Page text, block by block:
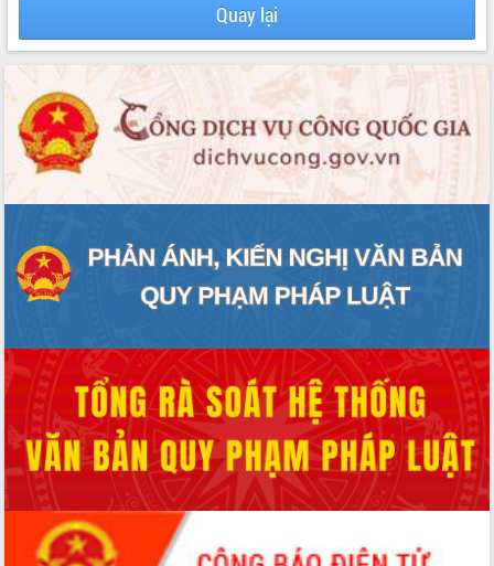
VĂN BẢN HĐND TỈNH
ĐIỂM TIN VĂN BẢN
QUY HOẠCH - KẾ HOẠCH
Quay lại